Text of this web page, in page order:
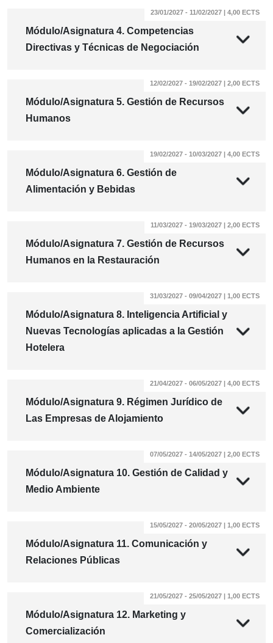
Módulo/Asignatura 4. Competencias
Directivas y Técnicas de Negociación
23/01/2027 - 11/02/2027 | 4,00 ECTS
Módulo/Asignatura 5. Gestión de Recursos
Humanos
12/02/2027 - 19/02/2027 | 2,00 ECTS
Módulo/Asignatura 6. Gestión de
Alimentación y Bebidas
19/02/2027 - 10/03/2027 | 4,00 ECTS
Módulo/Asignatura 7. Gestión de Recursos
Humanos en la Restauración
11/03/2027 - 19/03/2027 | 2,00 ECTS
Módulo/Asignatura 8. Inteligencia Artificial y
Nuevas Tecnologías aplicadas a la Gestión
Hotelera
31/03/2027 - 09/04/2027 | 1,00 ECTS
Módulo/Asignatura 9. Régimen Jurídico de
Las Empresas de Alojamiento
21/04/2027 - 06/05/2027 | 4,00 ECTS
Módulo/Asignatura 10. Gestión de Calidad y
Medio Ambiente
07/05/2027 - 14/05/2027 | 2,00 ECTS
Módulo/Asignatura 11. Comunicación y
Relaciones Públicas
15/05/2027 - 20/05/2027 | 1,00 ECTS
Módulo/Asignatura 12. Marketing y
Comercialización
21/05/2027 - 25/05/2027 | 1,00 ECTS